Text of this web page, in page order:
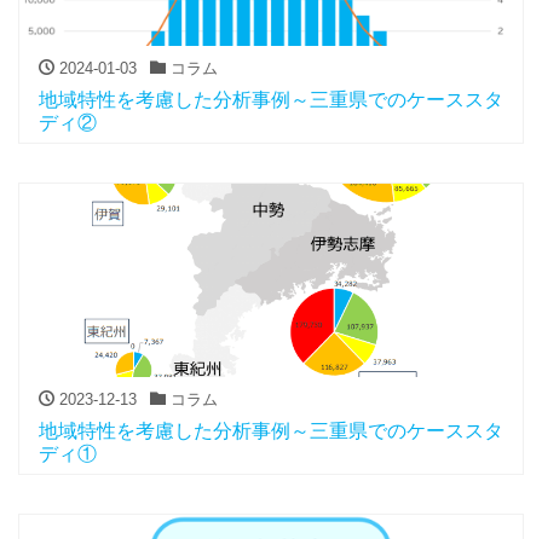
2024-01-03 コラム
地域特性を考慮した分析事例～三重県でのケーススタ
ディ②
2023-12-13 コラム
地域特性を考慮した分析事例～三重県でのケーススタ
ディ①